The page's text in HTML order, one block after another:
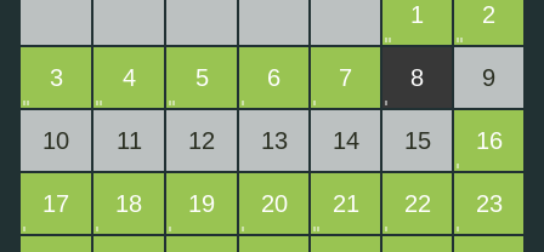
1 2
3 4 5 6 7 8 9
10 11 12 13 14 15 16
17 18 19 20 21 22 23